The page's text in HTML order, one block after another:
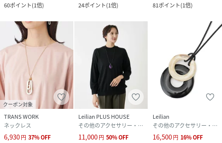
60ポイント(1倍)
24ポイント(1倍)
81ポイント(1倍)
クーポン対象
TRANS WORK
ネックレス
6,930円 37%OFF
Leilian PLUS HOUSE
その他のアクセサリー・腕時計
11,000円 50%OFF
Leilian
その他のアクセサリー・腕時計
16,500円 16%OFF